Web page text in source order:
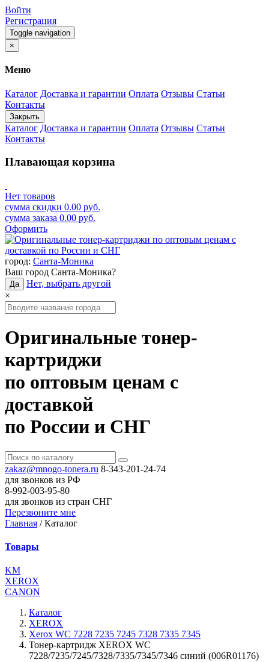
Войти
Регистрация
Toggle navigation
×
Меню
Каталог Доставка и гарантии Оплата Отзывы Статьи
Контакты
Закрыть
Каталог Доставка и гарантии Оплата Отзывы Статьи
Контакты
Плавающая корзина
Нет товаров
сумма скидки 0.00 руб.
сумма заказа 0.00 руб.
Оформить
город: Санта-Моника
Ваш город Санта-Моника?
Да
Нет, выбрать другой
×
Оригинальные тонер-
картриджи
по оптовым ценам с
доставкой
по России и СНГ
zakaz@mnogo-tonera.ru 8-343-201-24-74
для звонков из РФ
8-992-003-95-80
для звонков из стран СНГ
Перезвоните мне
Главная / Каталог
Товары
KM
XEROX
CANON
Каталог
XEROX
Xerox WC 7228 7235 7245 7328 7335 7345
Тонер-картридж XEROX WC
7228/7235/7245/7328/7335/7345/7346 синий (006R01176)